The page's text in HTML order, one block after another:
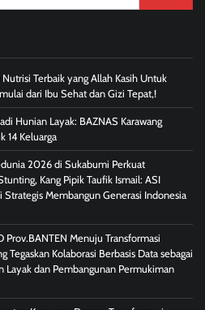
Nutrisi Terbaik yang Allah Kasih Untuk
dari Ibu Sehat dan Gizi Tepat,!
Hunian Layak: BAZNAS Karawang
14 Keluarga
2026 di Sukabumi Perkuat
Kang Pipik Taufik Ismail: ASI
Strategis Membangun Generasi Indonesia
Prov.BANTEN Menuju Transformasi
Tegaskan Kolaborasi Berbasis Data sebagai
Layak dan Pembangunan Permukiman